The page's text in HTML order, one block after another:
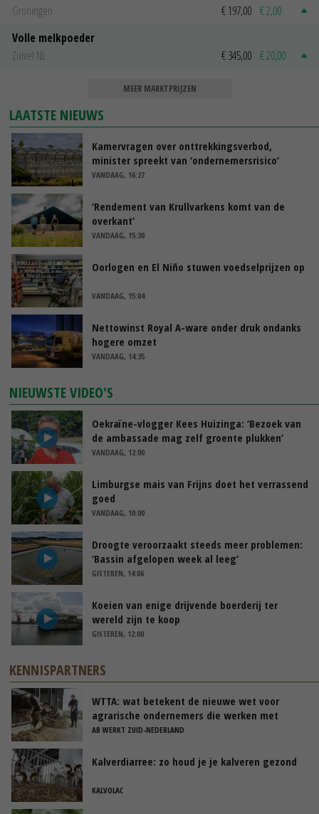
Groningen
€ 197,00 € 2,00
Volle melkpoeder
Zuivel NL
€ 345,00 € 20,00
MEER MARKTPRIJZEN
LAATSTE NIEUWS
Kamervragen over onttrekkingsverbod,
minister spreekt van ‘ondernemersrisico’
VANDAAG, 16:27
‘Rendement van Krullvarkens komt van de
overkant’
VANDAAG, 15:30
Oorlogen en El Niño stuwen voedselprijzen op
VANDAAG, 15:04
Nettowinst Royal A-ware onder druk ondanks
hogere omzet
VANDAAG, 14:35
NIEUWSTE VIDEO'S
Oekraïne-vlogger Kees Huizinga: ‘Bezoek van
de ambassade mag zelf groente plukken’
VANDAAG, 12:00
Limburgse mais van Frijns doet het verrassend
goed
VANDAAG, 10:00
Droogte veroorzaakt steeds meer problemen:
‘Bassin afgelopen week al leeg’
GISTEREN, 14:06
Koeien van enige drijvende boerderij ter
wereld zijn te koop
GISTEREN, 12:00
KENNISPARTNERS
WTTA: wat betekent de nieuwe wet voor
agrarische ondernemers die werken met
uitzendkrachten?
AB WERKT ZUID-NEDERLAND
Kalverdiarree: zo houd je je kalveren gezond
KALVOLAC